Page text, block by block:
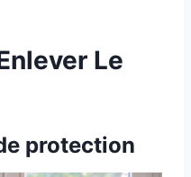
Le
protection